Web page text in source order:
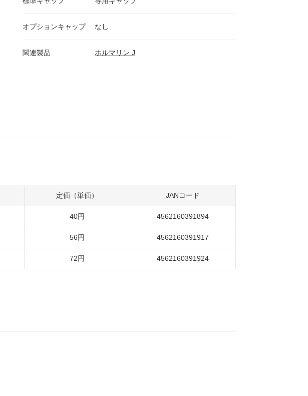
オプションキャップ なし
関連製品 ホルマリン J
定価（単価） JANコード
40円 4562160391894
56円 4562160391917
72円 4562160391924